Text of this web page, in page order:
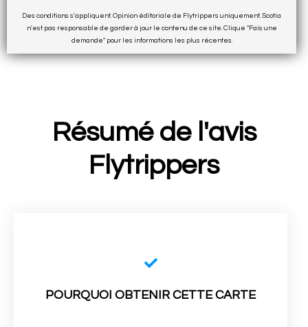
Des conditions s'appliquent. Opinion éditoriale de Flytrippers uniquement. Scotia
n'est pas responsable de garder à jour le contenu de ce site. Clique "Fais une
demande" pour les informations les plus récentes.
Résumé de l'avis
Flytrippers
POURQUOI OBTENIR CETTE CARTE